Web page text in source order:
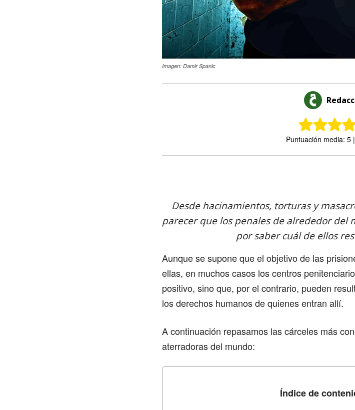
Imagen: Damir Spanic
Puntuación media: 5
Desde hacinamientos, torturas y
parecer que los penales de alrededor
por saber cuál de ellos
Aunque se supone que el objetivo de las
ellas, en muchos casos los centros
positivo, sino que, por el contrario, pueden
los derechos humanos de quienes entran allí.
A continuación repasamos las cárceles más
aterradoras del mundo:
Índice de